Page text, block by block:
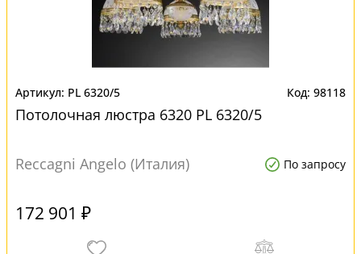
PL 6320/5 98118
Потолочная люстра 6320 PL 6320/5
Reccagni Angelo (Италия) По запросу
172 901 ₽